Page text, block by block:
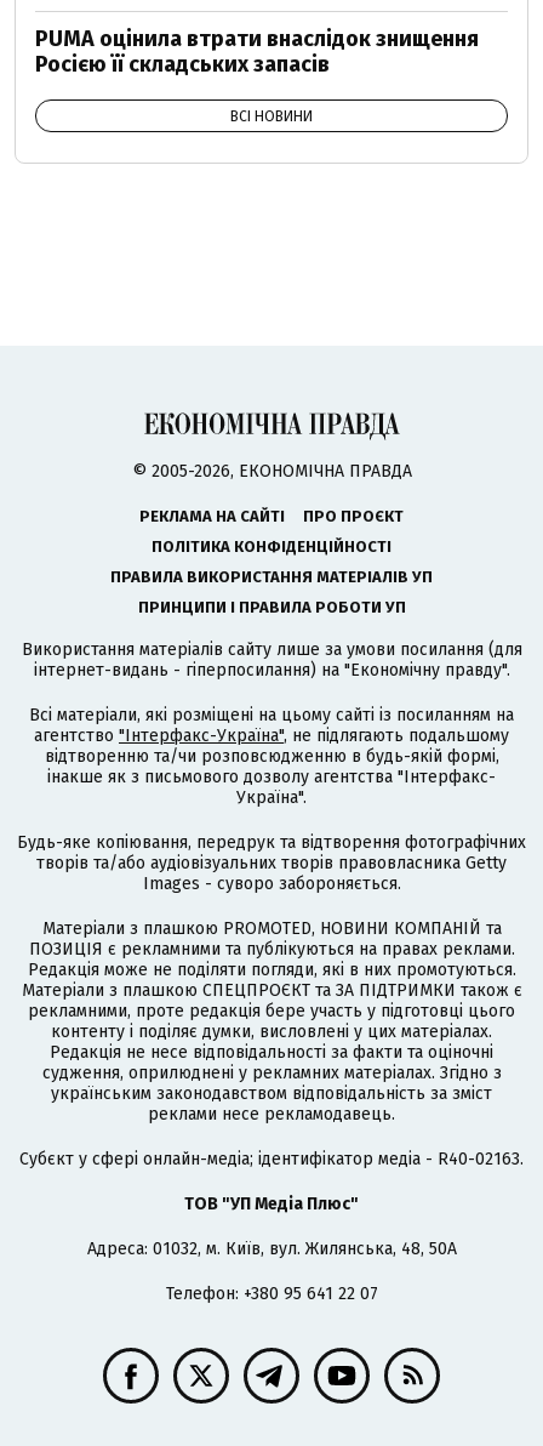
PUMA оцінила втрати внаслідок знищення
Росією її складських запасів
ВСІ НОВИНИ
© 2005-2026, ЕКОНОМІЧНА ПРАВДА
РЕКЛАМА НА САЙТІ
ПРО ПРОЄКТ
ПОЛІТИКА КОНФІДЕНЦІЙНОСТІ
ПРАВИЛА ВИКОРИСТАННЯ МАТЕРІАЛІВ УП
ПРИНЦИПИ І ПРАВИЛА РОБОТИ УП
Використання матеріалів сайту лише за умови посилання (для
інтернет-видань - гіперпосилання) на "Економічну правду".
Всі матеріали, які розміщені на цьому сайті із посиланням на
агентство "Інтерфакс-Україна", не підлягають подальшому
відтворенню та/чи розповсюдженню в будь-якій формі,
інакше як з письмового дозволу агентства "Інтерфакс-
Україна".
Будь-яке копіювання, передрук та відтворення фотографічних
творів та/або аудіовізуальних творів правовласника Getty
Images - суворо забороняється.
Матеріали з плашкою PROMOTED, НОВИНИ КОМПАНІЙ та
ПОЗИЦІЯ є рекламними та публікуються на правах реклами.
Редакція може не поділяти погляди, які в них промотуються.
Матеріали з плашкою СПЕЦПРОЄКТ та ЗА ПІДТРИМКИ також є
рекламними, проте редакція бере участь у підготовці цього
контенту і поділяє думки, висловлені у цих матеріалах.
Редакція не несе відповідальності за факти та оціночні
судження, оприлюднені у рекламних матеріалах. Згідно з
українським законодавством відповідальність за зміст
реклами несе рекламодавець.
Cубєкт у сфері онлайн-медіа; ідентифікатор медіа - R40-02163.
ТОВ "УП Медіа Плюс"
Адреса: 01032, м. Київ, вул. Жилянська, 48, 50А
Телефон: +380 95 641 22 07